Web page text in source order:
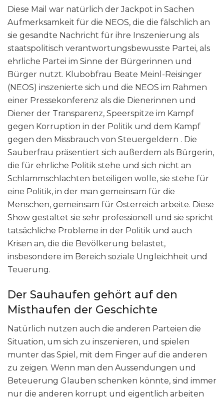
Diese Mail war natürlich der Jackpot in Sachen
Aufmerksamkeit für die NEOS, die die fälschlich an
sie gesandte Nachricht für ihre Inszenierung als
staatspolitisch verantwortungsbewusste Partei, als
ehrliche Partei im Sinne der Bürgerinnen und
Bürger nutzt. Klubobfrau Beate Meinl-Reisinger
(NEOS) inszenierte sich und die NEOS im Rahmen
einer Pressekonferenz als die Dienerinnen und
Diener der Transparenz, Speerspitze im Kampf
gegen Korruption in der Politik und dem Kampf
gegen den Missbrauch von Steuergeldern . Die
Sauberfrau präsentiert sich außerdem als Bürgerin,
die für ehrliche Politik stehe und sich nicht an
Schlammschlachten beteiligen wolle, sie stehe für
eine Politik, in der man gemeinsam für die
Menschen, gemeinsam für Österreich arbeite. Diese
Show gestaltet sie sehr professionell und sie spricht
tatsächliche Probleme in der Politik und auch
Krisen an, die die Bevölkerung belastet,
insbesondere im Bereich soziale Ungleichheit und
Teuerung.
Der Sauhaufen gehört auf den
Misthaufen der Geschichte
Natürlich nutzen auch die anderen Parteien die
Situation, um sich zu inszenieren, und spielen
munter das Spiel, mit dem Finger auf die anderen
zu zeigen. Wenn man den Aussendungen und
Beteuerung Glauben schenken könnte, sind immer
nur die anderen korrupt und eigentlich arbeiten